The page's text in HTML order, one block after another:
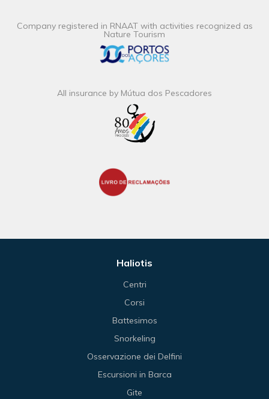
Company registered in RNAAT with activities recognized as
Nature Tourism
All insurance by Mútua dos Pescadores
Haliotis
Centri
Corsi
Battesimos
Snorkeling
Osservazione dei Delfini
Escursioni in Barca
Gite